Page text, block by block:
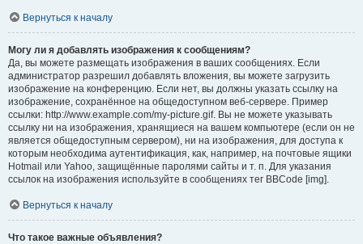
Вернуться к началу
Могу ли я добавлять изображения к сообщениям?
Да, вы можете размещать изображения в ваших сообщениях. Если
администратор разрешил добавлять вложения, вы можете загрузить
изображение на конференцию. Если нет, вы должны указать ссылку на
изображение, сохранённое на общедоступном веб-сервере. Пример
ссылки: http://www.example.com/my-picture.gif. Вы не можете указывать
ссылку ни на изображения, хранящиеся на вашем компьютере (если он не
является общедоступным сервером), ни на изображения, для доступа к
которым необходима аутентификация, как, например, на почтовые ящики
Hotmail или Yahoo, защищённые паролями сайты и т. п. Для указания
ссылок на изображения используйте в сообщениях тег BBCode [img].
Вернуться к началу
Что такое важные объявления?